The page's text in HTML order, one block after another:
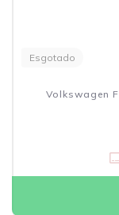
Esgotado
Volkswagen